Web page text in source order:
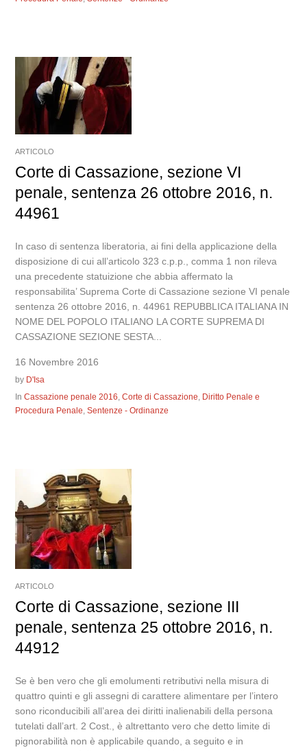
ARTICOLO
Corte di Cassazione, sezione VI
penale, sentenza 26 ottobre 2016, n.
44961
In caso di sentenza liberatoria, ai fini della applicazione della
disposizione di cui all’articolo 323 c.p.p., comma 1 non rileva
una precedente statuizione che abbia affermato la
responsabilita’ Suprema Corte di Cassazione sezione VI penale
sentenza 26 ottobre 2016, n. 44961 REPUBBLICA ITALIANA IN
NOME DEL POPOLO ITALIANO LA CORTE SUPREMA DI
CASSAZIONE SEZIONE SESTA...
16 Novembre 2016
by D'Isa
InCassazione penale 2016,Corte di Cassazione, Diritto Penale e
Procedura Penale,Sentenze - Ordinanze
ARTICOLO
Corte di Cassazione, sezione III
penale, sentenza 25 ottobre 2016, n.
44912
Se è ben vero che gli emolumenti retributivi nella misura di
quattro quinti e gli assegni di carattere alimentare per l’intero
sono riconducibili all’area dei diritti inalienabili della persona
tutelati dall’art. 2 Cost., è altrettanto vero che detto limite di
pignorabilità non è applicabile quando, a seguito e in